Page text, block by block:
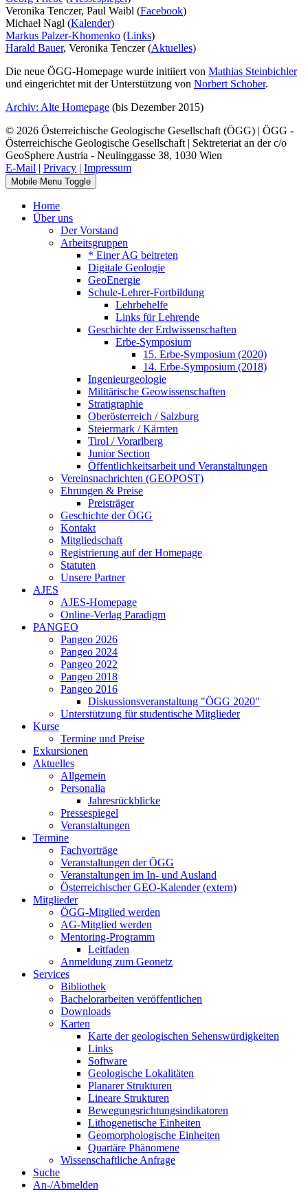
Veronika Tenczer, Paul Waibl (Facebook)
Michael Nagl (Kalender)
Markus Palzer-Khomenko (Links)
Harald Bauer, Veronika Tenczer (Aktuelles)
Die neue ÖGG-Homepage wurde initiiert von Mathias Steinbichler
und eingerichtet mit der Unterstützung von Norbert Schober.
Archiv: Alte Homepage (bis Dezember 2015)
© 2026 Österreichische Geologische Gesellschaft (ÖGG) | ÖGG -
Österreichische Geologische Gesellschaft | Sektreteriat an der c/o
GeoSphere Austria - Neulinggasse 38, 1030 Wien
E-Mail | Privacy | Impressum
Mobile Menu Toggle
Home
Über uns
Der Vorstand
Arbeitsgruppen
* Einer AG beitreten
Digitale Geologie
GeoEnergie
Schule-Lehrer-Fortbildung
Lehrbehelfe
Links für Lehrende
Geschichte der Erdwissenschaften
Erbe-Symposium
15. Erbe-Symposium (2020)
14. Erbe-Symposium (2018)
Ingenieurgeologie
Militärische Geowissenschaften
Stratigraphie
Oberösterreich / Salzburg
Steiermark / Kärnten
Tirol / Vorarlberg
Junior Section
Öffentlichkeitsarbeit und Veranstaltungen
Vereinsnachrichten (GEOPOST)
Ehrungen & Preise
Preisträger
Geschichte der ÖGG
Kontakt
Mitgliedschaft
Registrierung auf der Homepage
Statuten
Unsere Partner
AJES
AJES-Homepage
Online-Verlag Paradigm
PANGEO
Pangeo 2026
Pangeo 2024
Pangeo 2022
Pangeo 2018
Pangeo 2016
Diskussionsveranstaltung "ÖGG 2020"
Unterstützung für studentische Mitglieder
Kurse
Termine und Preise
Exkursionen
Aktuelles
Allgemein
Personalia
Jahresrückblicke
Pressespiegel
Veranstaltungen
Termine
Fachvorträge
Veranstaltungen der ÖGG
Veranstaltungen im In- und Ausland
Österreichischer GEO-Kalender (extern)
Mitglieder
ÖGG-Mitglied werden
AG-Mitglied werden
Mentoring-Programm
Leitfaden
Anmeldung zum Geonetz
Services
Bibliothek
Bachelorarbeiten veröffentlichen
Downloads
Karten
Karte der geologischen Sehenswürdigkeiten
Links
Software
Geologische Lokalitäten
Planarer Strukturen
Lineare Strukturen
Bewegungsrichtungsindikatoren
Lithogenetische Einheiten
Geomorphologische Einheiten
Quartäre Phänomene
Wissenschaftliche Anfrage
Suche
An-/Abmelden